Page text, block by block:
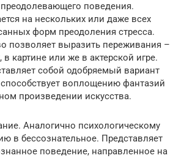
поведения.
на нескольких или даже всех
форм преодоления стресса.
позволяет выразить переживания –
в картине или же в актерской игре.
собой одобряемый вариант
способствует воплощению фантазий
произведении искусства.
Аналогично психологическому
в бессознательное. Представляет
поведение, направленное на